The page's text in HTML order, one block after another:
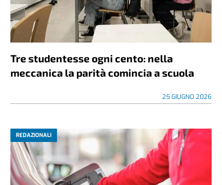
Tre studentesse ogni cento: nella
meccanica la parità comincia a scuola
25 GIUGNO 2026
REDAZIONALI